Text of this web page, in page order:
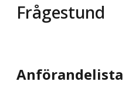
Frågestund
Anförandelista